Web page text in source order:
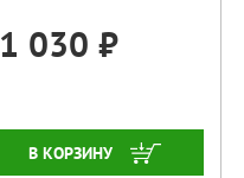
1 030 ₽
ЗАКАЗАТЬ